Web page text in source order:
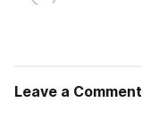
Leave a Comment